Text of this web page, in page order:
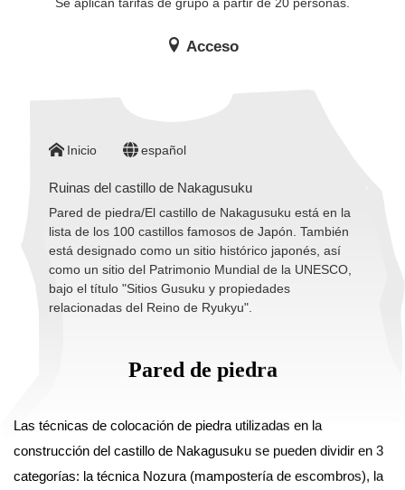
Acceso
Inicio español
Ruinas del castillo de Nakagusuku
Pared de piedra/El castillo de Nakagusuku está en la
lista de los 100 castillos famosos de Japón. También
está designado como un sitio histórico japonés, así
como un sitio del Patrimonio Mundial de la UNESCO,
bajo el título "Sitios Gusuku y propiedades
relacionadas del Reino de Ryukyu".
Pared de piedra
Las técnicas de colocación de piedra utilizadas en la
construcción del castillo de Nakagusuku se pueden dividir en 3
categorías: la técnica Nozura (mampostería de escombros), la